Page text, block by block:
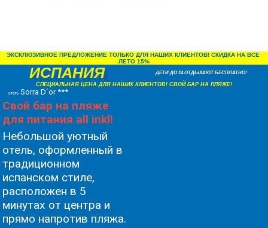
ЭКСКЛЮЗИВНОЕ ПРЕДЛОЖЕНИЕ ТОЛЬКО ДЛЯ НАШИХ КЛИЕНТОВ! СКИДКА НА ВСЕ
ЛЕТО 15%
ИСПАНИЯ ДЕТИ ДО 14 ОТДЫХАЮТ БЕСПЛАТНО!
СПЕЦИАЛЬНАЯ ЦЕНА ДЛЯ НАШИХ КЛИЕНТОВ! СВОЙ БАР НА ПЛЯЖЕ!
отель Sorra D´or ***
Свой бар на пляже
для питания all inkl!
Небольшой уютный
отель, оформленный в
традиционном
испанском стиле,
расположен в 5
минутах от центра и
прямо напротив пляжа.